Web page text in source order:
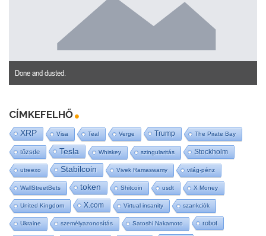
Done and dusted.
CÍMKEFELHŐ
XRP Visa Teal Verge Trump The Pirate Bay
tőzsde Tesla Whiskey szingularitás Stockholm
utreexo Stabilcoin Vivek Ramaswamy világ-pénz
WallStreetBets token Shitcoin usdt X Money
United Kingdom X.com Virtual insanity szankciók
Ukraine személyazonosítás Satoshi Nakamoto robot